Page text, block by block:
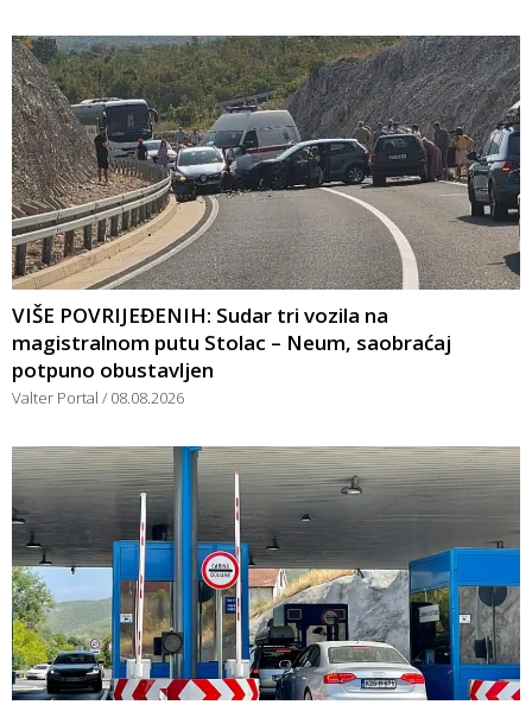
VIŠE POVRIJEĐENIH: Sudar tri vozila na
magistralnom putu Stolac – Neum, saobraćaj
potpuno obustavljen
Valter Portal 08.08.2026